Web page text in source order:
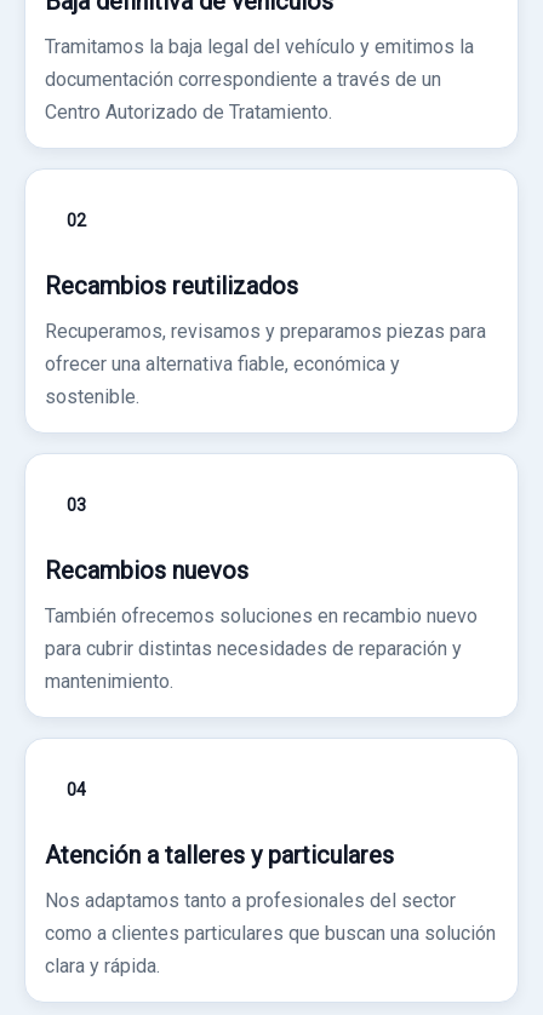
Tramitamos la baja legal del vehículo y emitimos la
documentación correspondiente a través de un
Centro Autorizado de Tratamiento.
02
Recambios reutilizados
Recuperamos, revisamos y preparamos piezas para
ofrecer una alternativa fiable, económica y
sostenible.
03
Recambios nuevos
También ofrecemos soluciones en recambio nuevo
para cubrir distintas necesidades de reparación y
mantenimiento.
04
Atención a talleres y particulares
Nos adaptamos tanto a profesionales del sector
como a clientes particulares que buscan una solución
clara y rápida.